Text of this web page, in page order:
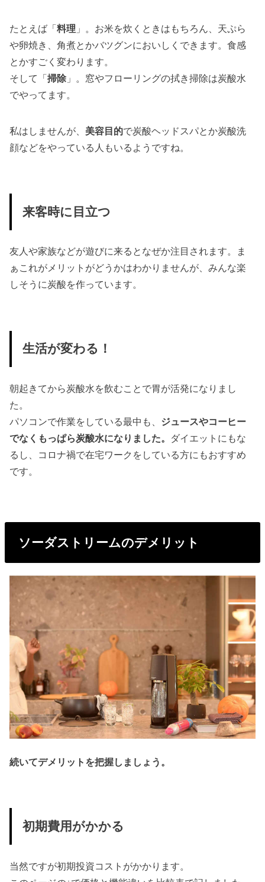
たとえば「料理 」。お米を炊くときはもちろん、天ぷら
や卵焼き、角煮とかバツグンにおいしくできます。食感
とかすごく変わります。
そして「掃除 」。窓やフローリングの拭き掃除は炭酸水
でやってます。
私はしませんが、 美容目的で炭酸ヘッドスパとか炭酸洗
顔などをやっている人もいるようですね。
来客時に目立つ
友人や家族などが遊びに来るとなぜか注目されます。ま
ぁこれがメリットがどうかはわかりませんが、みんな楽
しそうに炭酸を作っています。
生活が変わる！
朝起きてから炭酸水を飲むことで胃が活発になりまし
た。
パソコンで作業をしている最中も、 ジュースやコーヒー
でなくもっぱら炭酸水になりました。 ダイエットにもな
るし、コロナ禍で在宅ワークをしている方にもおすすめ
です。
ソーダストリームのデメリット
続いてデメリットを把握しましょう。
初期費用がかかる
当然ですが初期投資コストがかかります。